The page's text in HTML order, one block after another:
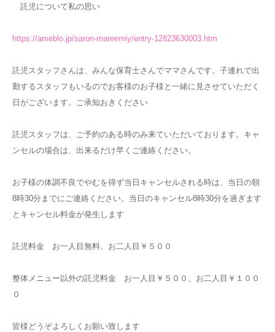
託児について私の思い
https://ameblo.jp/saron-mareemiy/entry-12823630003.htm
託児スタッフさんは、みんな保育士さんでママさんです。子連れで出
勤するスタッフもいるのでお客様のお子様と一緒に見させていただく
日がございます。ご承知おきください
託児スタッフは、ご予約のある時のみ来ていただいております。キャ
ンセルの場合は、出来るだけ早くご連絡ください。
お子様の体調不良でやむを得ず当日キャンセルされる時は、当日の朝
8時30分までにご連絡ください。当日のキャンセル8時30分を過ぎます
とキャンセル料金が発生します
託児料金 お一人目無料、お二人目￥５００
整体メニュー以外の託児料金 お一人目￥５００、お二人目￥１００
０
皆様どうぞよろしくお願い致します